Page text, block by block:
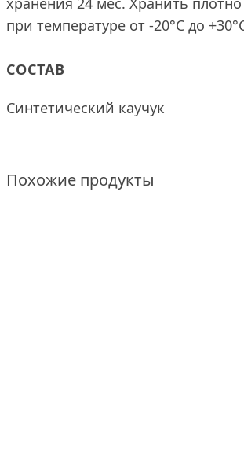
при температуре от -20°C до
СОСТАВ
Синтетический каучук
Похожие продукты